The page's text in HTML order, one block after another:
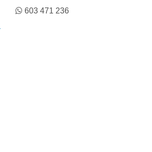
603 471 236